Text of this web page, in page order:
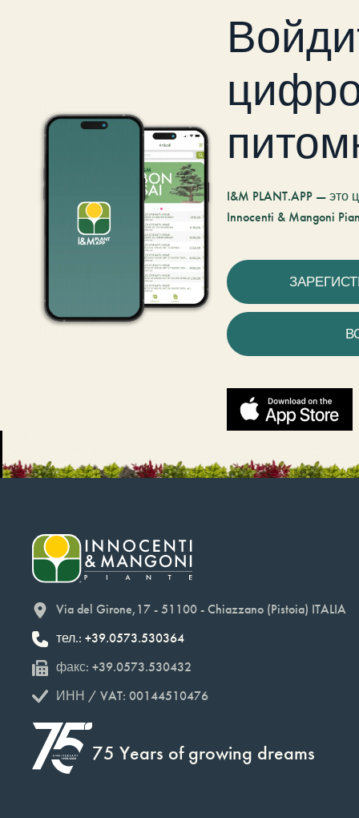
I&M PLANT.APP —
Innocenti & Mangoni
Via del Girone,17 - 51100 - Chiazzano (Pistoia) ITALIA
тел.: +39.0573.530364
факс: +39.0573.530432
ИНН / VAT: 00144510476
75 Years of growing dreams